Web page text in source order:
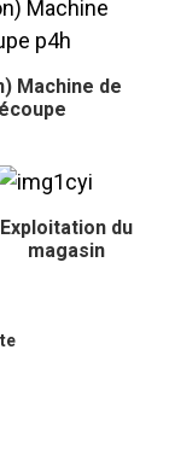
Machine de
Exploitation du
magasin